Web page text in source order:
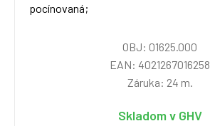
pocínovaná;
OBJ: 01625.000
EAN: 4021267016258
Záruka: 24 m.
Skladom v GHV